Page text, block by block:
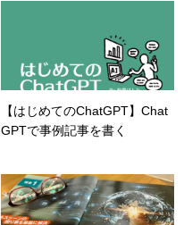
【はじめてのChatGPT】Chat
GPTで事例記事を書く